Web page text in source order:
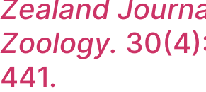
Zealand
Zoology.
441.